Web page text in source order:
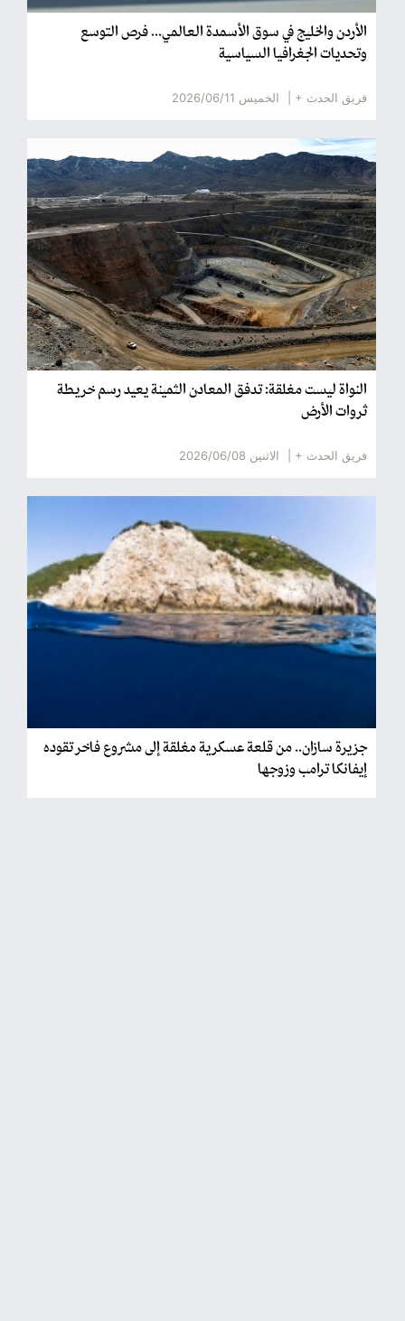
الأردن والخليج في سوق الأسمدة العالمي... فرص التوسع
وتحديات الجغرافيا السياسية
فريق الحدث + | الخميس 2026/06/11
النواة ليست مغلقة: تدفق المعادن الثمينة يعيد رسم خريطة
ثروات الأرض
فريق الحدث + | الاثنين 2026/06/08
جزيرة سازان.. من قلعة عسكرية مغلقة إلى مشروع فاخر تقوده
إيفانكا ترامب وزوجها